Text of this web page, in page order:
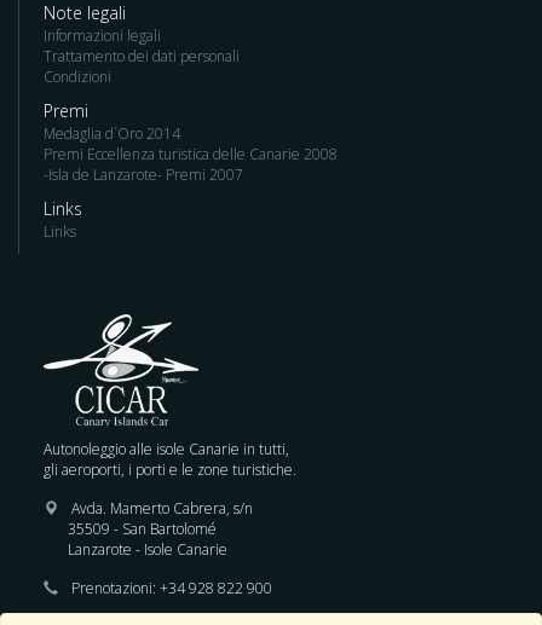
Note legali
Informazioni legali
Trattamento dei dati personali
Condizioni
Premi
Medaglia d´Oro 2014
Premi Eccellenza turistica delle Canarie 2008
-Isla de Lanzarote- Premi 2007
Links
Links
Autonoleggio alle isole Canarie in tutti,
gli aeroporti, i porti e le zone turistiche.
Avda. Mamerto Cabrera, s/n
35509 - San Bartolomé
Lanzarote - Isole Canarie
Prenotazioni: +34 928 822 900